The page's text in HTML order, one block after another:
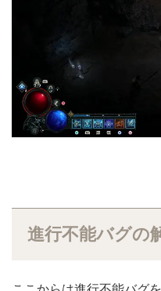
進行不能バグの